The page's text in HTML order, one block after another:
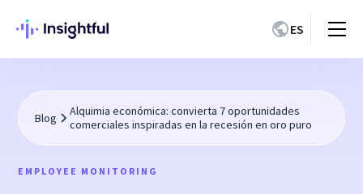
ES
Blog
Alquimia económica: convierta 7 oportunidades
comerciales inspiradas en la recesión en oro puro
EMPLOYEE MONITORING